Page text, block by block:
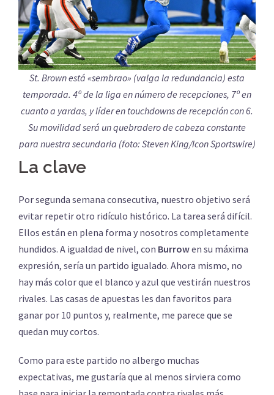
St. Brown está «sembrao» (valga la redundancia) esta
temporada. 4º de la liga en número de recepciones, 7º en
cuanto a yardas, y líder en touchdowns de recepción con 6.
Su movilidad será un quebradero de cabeza constante
para nuestra secundaria (foto: Steven King/Icon Sportswire)
La clave
Por segunda semana consecutiva, nuestro objetivo será
evitar repetir otro ridículo histórico. La tarea será difícil.
Ellos están en plena forma y nosotros completamente
hundidos. A igualdad de nivel, con Burrowen su máxima
expresión, sería un partido igualado. Ahora mismo, no
hay más color que el blanco y azul que vestirán nuestros
rivales. Las casas de apuestas les dan favoritos para
ganar por 10 puntos y, realmente, me parece que se
quedan muy cortos.
Como para este partido no albergo muchas
expectativas, me gustaría que al menos sirviera como